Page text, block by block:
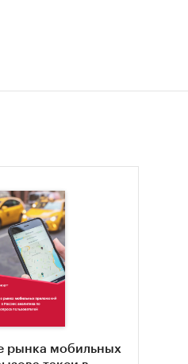
рынка мобильных